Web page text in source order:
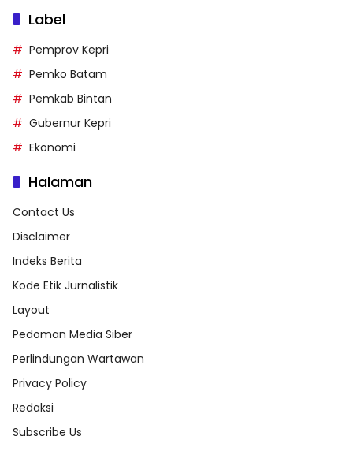
Label
Pemprov Kepri
Pemko Batam
Pemkab Bintan
Gubernur Kepri
Ekonomi
Halaman
Contact Us
Disclaimer
Indeks Berita
Kode Etik Jurnalistik
Layout
Pedoman Media Siber
Perlindungan Wartawan
Privacy Policy
Redaksi
Subscribe Us